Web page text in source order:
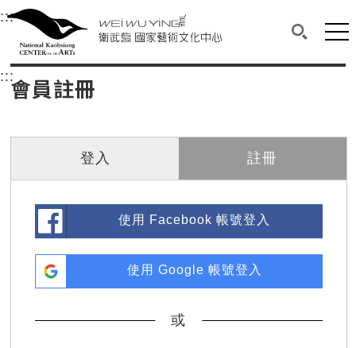
衛武營國家藝術文化中心
中央內容區塊，為本頁主要內容區。
:::選單連結區塊，此區塊列有本網站主要連結。
衛武營國家藝術文化中心
搜尋(開
網
::: 中央內容區塊，為本頁主要內容區。
會員註冊
登入 註冊
使用 Facebook 帳號登入
使用 Google 帳號登入
或